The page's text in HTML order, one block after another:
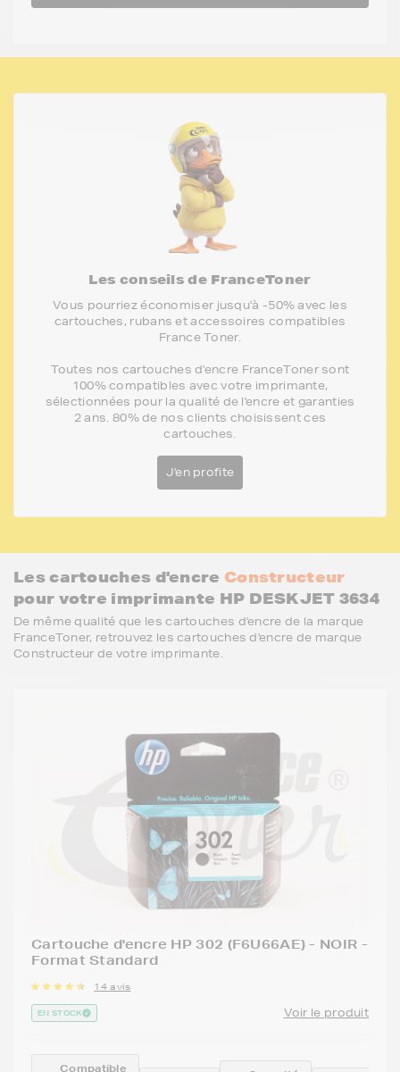
Les conseils de FranceToner
Vous pourriez économiser jusqu'à -50% avec les
cartouches, rubans et accessoires compatibles
France Toner.
Toutes nos cartouches d'encre FranceToner sont
100% compatibles avec votre imprimante,
sélectionnées pour la qualité de l'encre et garanties
2 ans. 80% de nos clients choisissent ces
cartouches.
J'en profite
Les cartouches d'encre Constructeur
pour votre imprimante HP DESKJET 3634
De même qualité que les cartouches d'encre de la marque
FranceToner, retrouvez les cartouches d'encre de marque
Constructeur de votre imprimante.
Cartouche d'encre HP 302 (F6U66AE) - NOIR -
Format Standard
14 avis
EN STOCK Voir le produit
Compatible